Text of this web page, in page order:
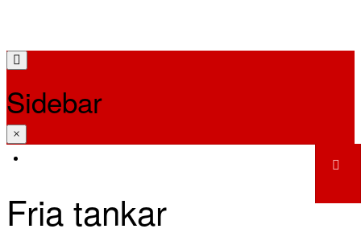
Sidebar
×
Fria tankar